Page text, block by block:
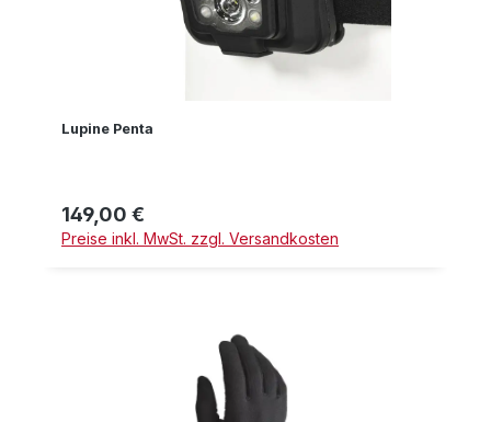
Lupine Penta
Regulärer Preis:
149,00 €
Preise inkl. MwSt. zzgl. Versandkosten